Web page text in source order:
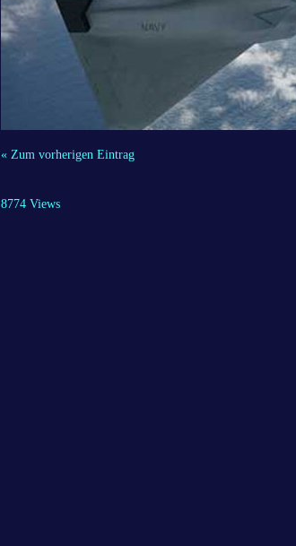
« Zum vorherigen Eintrag
8774 Views